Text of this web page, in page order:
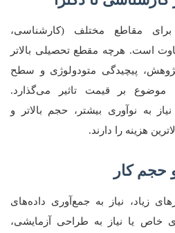
مقاطع مختلف (کارشناسی،
است. هرچه مقطع تحصیلی بالاتر
پیچیدگی متودولوژی و سطح
موضوع بر قیمت تاثیر می‌گذارد.
به نوآوری بیشتر، حجم بالاتر و
هزینه را دارند.
زیاد، نیاز به جمع‌آوری داده‌های
خاص یا نیاز به طراحی آزمایشی،